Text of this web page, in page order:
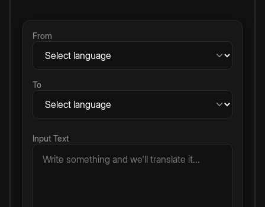
From
To
Input Text